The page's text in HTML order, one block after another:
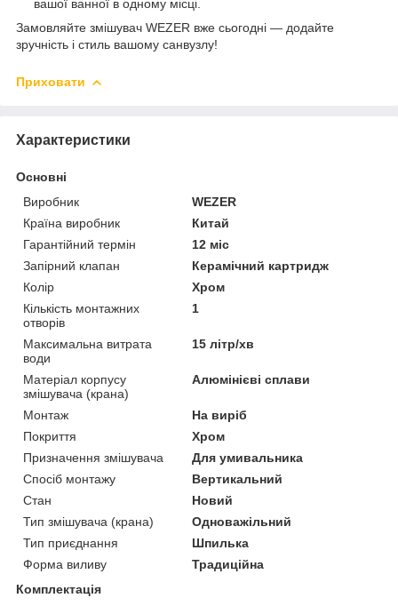
вашої ванної в одному місці.
Замовляйте змішувач WEZER вже сьогодні — додайте
зручність і стиль вашому санвузлу!
Приховати
Характеристики
Основні
Виробник
WEZER
Країна виробник
Китай
Гарантійний термін
12 міс
Запірний клапан
Керамічний картридж
Колір
Хром
Кількість монтажних
отворів
1
Максимальна витрата
води
15 літр/хв
Матеріал корпусу
змішувача (крана)
Алюмінієві сплави
Монтаж
На виріб
Покриття
Хром
Призначення змішувача
Для умивальника
Спосіб монтажу
Вертикальний
Стан
Новий
Тип змішувача (крана)
Одноважільний
Тип приєднання
Шпилька
Форма виливу
Традиційна
Комплектація